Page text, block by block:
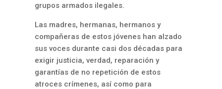
grupos armados ilegales.
Las madres, hermanas, hermanos y
compañeras de estos jóvenes han alzado
sus voces durante casi dos décadas para
exigir justicia, verdad, reparación y
garantías de no repetición de estos
atroces crímenes, así como para